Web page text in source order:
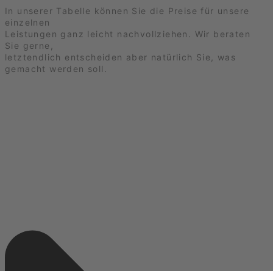
In unserer Tabelle können Sie die Preise für unsere
einzelnen
Leistungen ganz leicht nachvollziehen. Wir beraten
Sie gerne,
letztendlich entscheiden aber natürlich Sie, was
gemacht werden soll.